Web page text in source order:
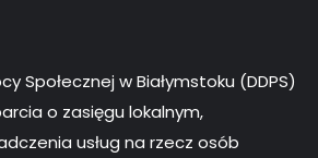
Społecznej w Białymstoku (DDPS)
o zasięgu lokalnym,
usług na rzecz osób